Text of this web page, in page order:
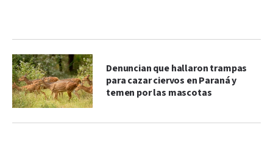
Denuncian que hallaron trampas
para cazar ciervos en Paraná y
temen por las mascotas